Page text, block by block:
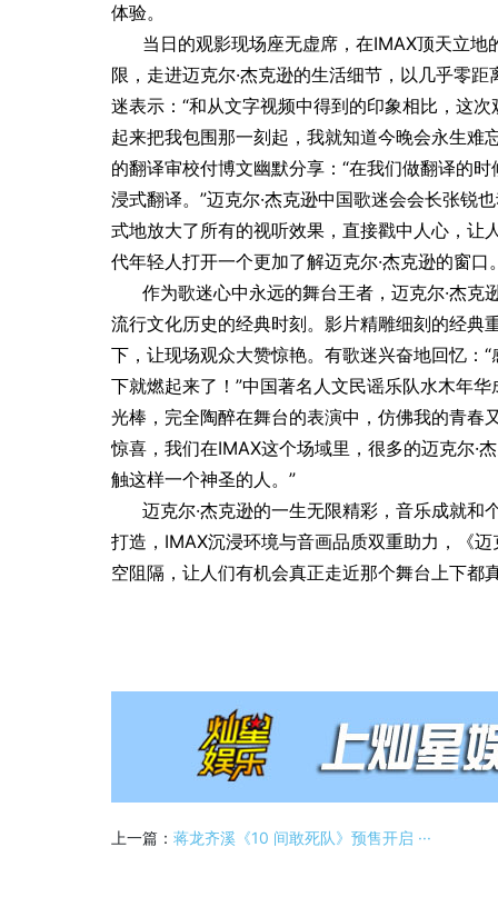
体验。
当日的观影现场座无虚席，在IMAX顶天立
限，走进迈克尔·杰克逊的生活细节，以几乎零
迷表示：“和从文字视频中得到的印象相比，这
起来把我包围那一刻起，我就知道今晚会永生难
的翻译审校付博文幽默分享：“在我们做翻译的
浸式翻译。”迈克尔·杰克逊中国歌迷会会长张锐
式地放大了所有的视听效果，直接戳中人心，让
代年轻人打开一个更加了解迈克尔·杰克逊的窗口
作为歌迷心中永远的舞台王者，迈克尔·杰克
流行文化历史的经典时刻。影片精雕细刻的经典
下，让现场观众大赞惊艳。有歌迷兴奋地回忆：
下就燃起来了！”中国著名人文民谣乐队水木年
光棒，完全陶醉在舞台的表演中，仿佛我的青春
惊喜，我们在IMAX这个场域里，很多的迈克尔·
触这样一个神圣的人。”
迈克尔·杰克逊的一生无限精彩，音乐成就
打造，IMAX沉浸环境与音画品质双重助力，《
空阻隔，让人们有机会真正走近那个舞台上下都
上一篇： 蒋龙齐溪《10 间敢死队》预售开启 ···